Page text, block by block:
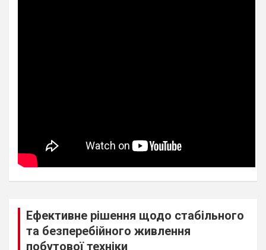
Ефективне рішення щодо стабільного
та безперебійного живлення
побутової техніки